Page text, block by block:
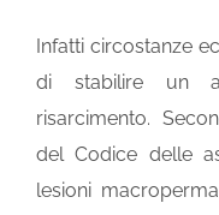
Infatti circostanze
di stabilire un
risarcimento.
del Codice delle
lesioni